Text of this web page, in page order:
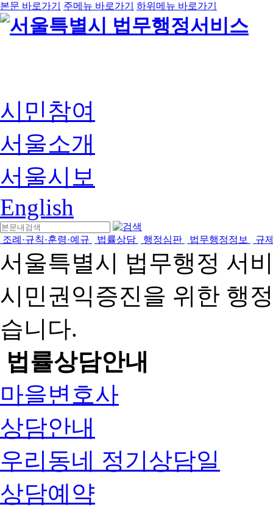
본문 바로가기 주메뉴 바로가기 하위메뉴 바로가기
시민참여
서울소개
서울시보
English
조례·규칙·훈령·예규 법률상담 행정심판 법무행정정보 규
서울특별시 법무행정 서
시민권익증진을 위한 행
습니다.
법률상담안내
마을변호사
상담안내
우리동네 정기상담일
상담예약